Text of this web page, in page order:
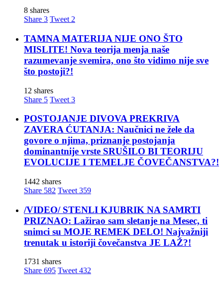
8 shares
Share 3 Tweet 2
TAMNA MATERIJA NIJE ONO ŠTO
MISLITE! Nova teorija menja naše
razumevanje svemira, ono što vidimo nije sve
što postoji?!
12 shares
Share 5 Tweet 3
POSTOJANJE DIVOVA PREKRIVA
ZAVERA ĆUTANJA: Naučnici ne žele da
govore o njima, priznanje postojanja
dominantnije vrste SRUŠILO BI TEORIJU
EVOLUCIJE I TEMELJE ČOVEČANSTVA?!
1442 shares
Share 582 Tweet 359
/VIDEO/ STENLI KJUBRIK NA SAMRTI
PRIZNAO: Lažirao sam sletanje na Mesec, ti
snimci su MOJE REMEK DELO! Najvažniji
trenutak u istoriji čovečanstva JE LAŽ?!
1731 shares
Share 695 Tweet 432